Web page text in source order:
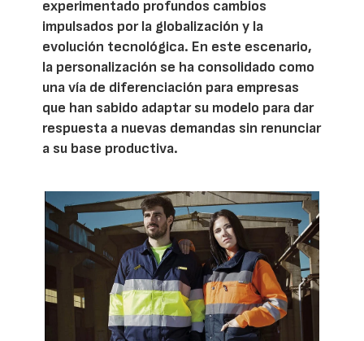
experimentado profundos cambios
impulsados por la globalización y la
evolución tecnológica. En este escenario,
la personalización se ha consolidado como
una vía de diferenciación para empresas
que han sabido adaptar su modelo para dar
respuesta a nuevas demandas sin renunciar
a su base productiva.